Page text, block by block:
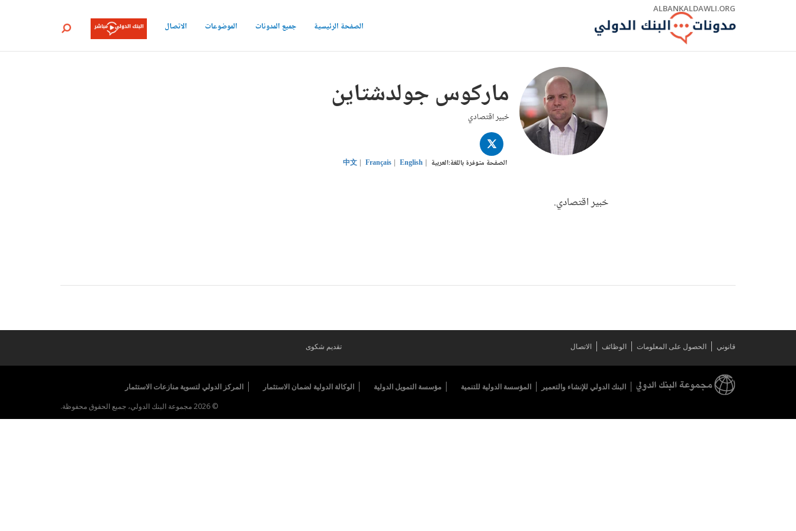
ALBANKALDAWLI.ORG
الصفحة الرئيسية جميع المدونات الموضوعات الاتصال بحث
ماركوس جولدشتاين
خبير اقتصادي
TWITTER
الصفحة متوفرة باللغة:العربية English
Français
中文
خبير اقتصادي.
قانوني الحصول على المعلومات الوظائف الاتصال تقديم شكوى
البنك الدولي للإنشاء والتعمير المؤسسة الدولية للتنمية مؤسسة التمويل الدولية الوكالة الدولية لضمان الاستثمار
المركز الدولي لتسوية منازعات الاستثمار
© 2026 مجموعة البنك الدولي، جميع الحقوق محفوظة.